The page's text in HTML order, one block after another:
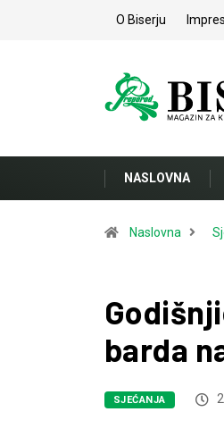
O Biserju
NASLOVNA
Naslovna
barda
SJEĆANJA